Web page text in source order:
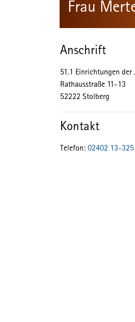
Frau
Anschrift
51.1 Einrichtungen der
Rathausstraße 11-13
52222 Stolberg
Kontakt
Telefon: 02402 13-325